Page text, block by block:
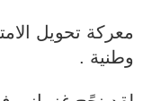
معركة تحويل
وطنية .